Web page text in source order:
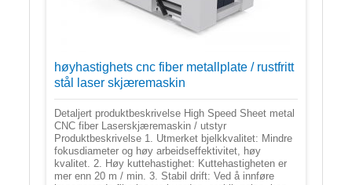
høyhastighets cnc fiber metallplate / rustfritt
stål laser skjæremaskin
Detaljert produktbeskrivelse High Speed Sheet metal
CNC fiber Laserskjæremaskin / utstyr
Produktbeskrivelse 1. Utmerket bjelkkvalitet: Mindre
fokusdiameter og høy arbeidseffektivitet, høy
kvalitet. 2. Høy kuttehastighet: Kuttehastigheten er
mer enn 20 m / min. 3. Stabil drift: Ved å innføre